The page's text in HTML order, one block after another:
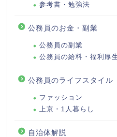
参考書・勉強法
公務員のお金・副業
公務員の副業
公務員の給料・福利厚
公務員のライフスタイル
ファッション
上京・1人暮らし
自治体解説